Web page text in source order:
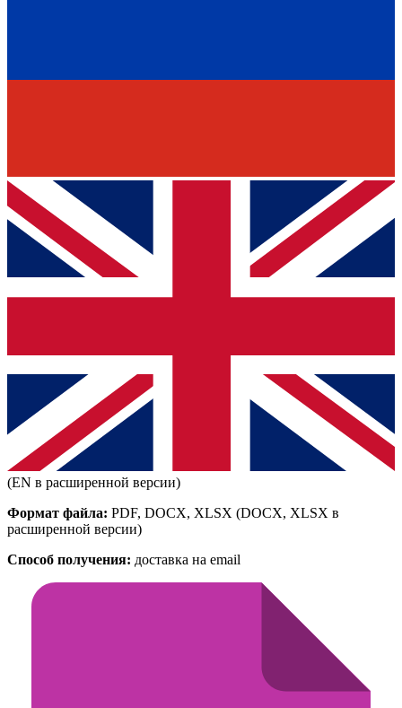
(EN в расширенной версии)
Формат файла: PDF, DOCX, XLSX (DOCX, XLSX в
расширенной версии)
Способ получения: доставка на email